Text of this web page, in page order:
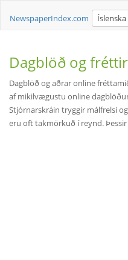
NewspaperIndex.com Íslenska
Dagblöð og
Dagblöð og aðrar online
af mikilvægustu online
Stjórnarskráin tryggir málfrelsi
eru oft takmörkuð í reynd.